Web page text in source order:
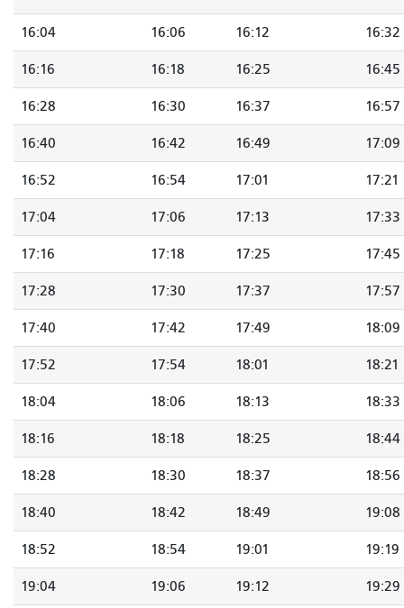
16:04 16:06 16:12 16:32
16:16 16:18 16:25 16:45
16:28 16:30 16:37 16:57
16:40 16:42 16:49 17:09
16:52 16:54 17:01 17:21
17:04 17:06 17:13 17:33
17:16 17:18 17:25 17:45
17:28 17:30 17:37 17:57
17:40 17:42 17:49 18:09
17:52 17:54 18:01 18:21
18:04 18:06 18:13 18:33
18:16 18:18 18:25 18:44
18:28 18:30 18:37 18:56
18:40 18:42 18:49 19:08
18:52 18:54 19:01 19:19
19:04 19:06 19:12 19:29